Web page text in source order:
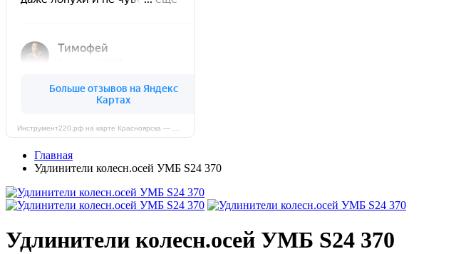
Главная
Удлинители колесн.осей УМБ S24 370
Удлинители колесн.осей УМБ S24 370